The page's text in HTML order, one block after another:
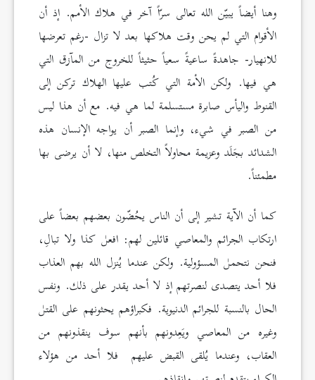
وهنا أيضاً يبيّن الله تعالى سرّاً آخر في هلاك الأمم. إذ أن
الأقوام التي لم يحن وقت هلاكها بعد لا تزال -رغم تعرضها
للانهيار- جاهدةً ساعيةً سعياً حثيثاً للخروج من المآزق التي
هي فيها. ولكن الأمة التي كُتب عليها الهلاك تركن إلى
القنوط واليأس صابرة مستسلمة لما هي فيه. مع أن هذا ليس
من الصبر في شيء، وإنما الصبر أن يواجه الإنسان هذه
الشدائد بجَلَد وعزيمة محاولاً التخلص منها، لا أن يرضى بها
مطمئناً.
كما أن الآية تشير إلى أن الناس يحُضّون بعضهم بعضاً على
ارتكاب الجرائم والمعاصي قائلين لهم: افعل كذا ولا تبالِ،
فنحن نتحمل المسؤولية. ولكن عندما يُنزل الله بهم العذاب
فلا أحد يتصدى لنصرتهم إذ لا أحد يقدر على ذلك. ونفس
الحال بالنسبة للجرائم الدنيوية. فكبراؤهم يحثونهم على القتل
وغيره من المعاصي ويَعِدونهم بأنهم سوف ينقذونهم من
العقاب، وعندما يُلقى القبض عليهم فلا أحد من هؤلاء